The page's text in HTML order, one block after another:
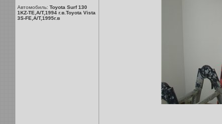
Автомобиль: Toyota Surf 130
1KZ-TE,A/T,1994 г.в.Toyota Vista
3S-FE,A/T,1995г.в